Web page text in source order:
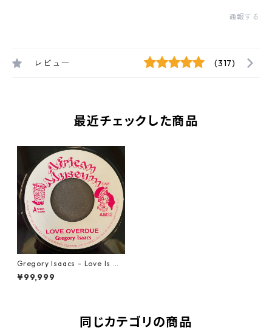
通報する
レビュー (317)
最近チェックした商品
Gregory Isaacs - Love Is Ov
erdue【7-21738】
¥99,999
同じカテゴリの商品